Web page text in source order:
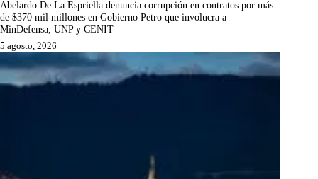
Abelardo De La Espriella denuncia corrupción en contratos por más
de $370 mil millones en Gobierno Petro que involucra a
MinDefensa, UNP y CENIT
5 agosto, 2026